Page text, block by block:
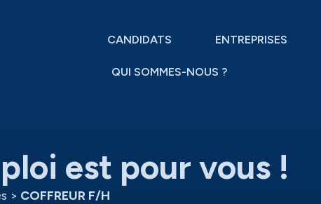
CANDIDATS ENTREPRISES
QUI SOMMES-NOUS ?
est pour vous !
> COFFREUR F/H